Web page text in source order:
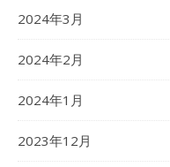
2024年3月
2024年2月
2024年1月
2023年12月